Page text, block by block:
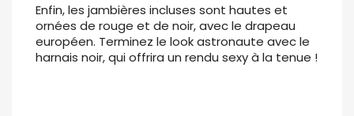
Enfin, les jambières incluses sont hautes et
ornées de rouge et de noir, avec le drapeau
européen. Terminez le look astronaute avec le
harnais noir, qui offrira un rendu sexy à la tenue !